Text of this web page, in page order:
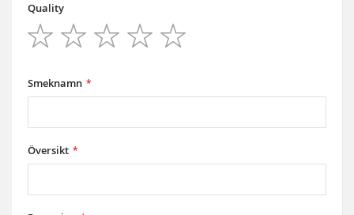
star
stars
stars
stars
stars
Quality
Smeknamn
Översikt